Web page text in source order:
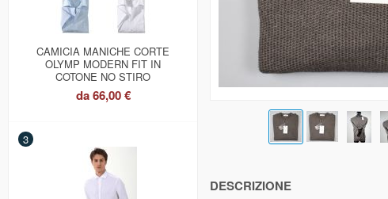
CAMICIA MANICHE CORTE
OLYMP MODERN FIT IN
COTONE NO STIRO
da66,00 €
3
DESCRIZIONE